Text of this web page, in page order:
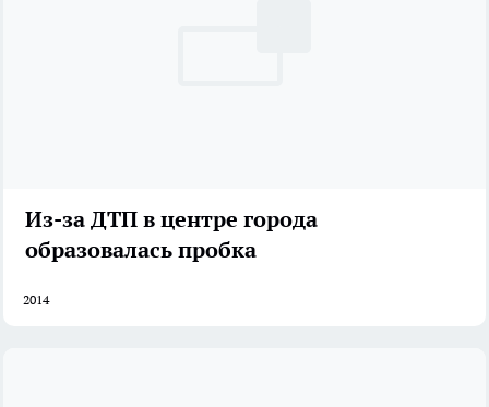
Из-за ДТП в центре города
образовалась пробка
2014